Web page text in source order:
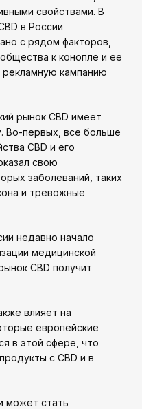
свойствами. В
в России
с рядом факторов,
к конопле и ее
кампанию
рынок CBD имеет
Во-первых, все больше
CBD и его
свою
заболеваний, таких
и тревожные
недавно начало
медицинской
CBD получит
влияет на
европейские
в этой сфере, что
с CBD и в
может стать